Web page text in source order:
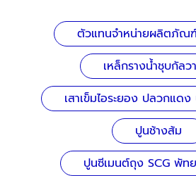
ตัวแทนจำหน่ายผลิตภัณ
เหล็กรางน้ำชุบกัลว
เสาเข็มไอระยอง ปลวกแด
ปูนช้างส้ม
ปูนซีเมนต์ถุง SCG พัท